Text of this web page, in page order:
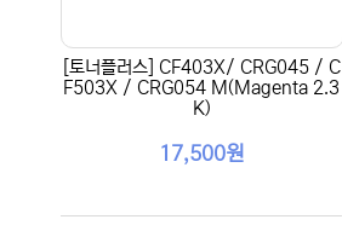
[토너플러스] CF403X/ CRG045 / C
F503X / CRG054 M(Magenta 2.3
K)
17,500원